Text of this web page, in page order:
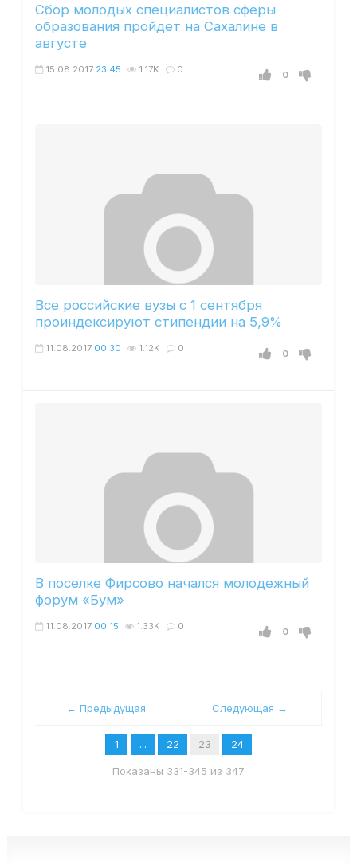
Сбор молодых специалистов сферы
образования пройдет на Сахалине в
августе
0
15.08.2017 23:45 1.17K 0
Все российские вузы с 1 сентября
проиндексируют стипендии на 5,9%
0
11.08.2017 00:30 1.12K 0
В поселке Фирсово начался молодежный
форум «Бум»
0
11.08.2017 00:15 1.33K 0
← Предыдущая Следующая →
1 ... 22 23 24
Показаны 331-345 из 347